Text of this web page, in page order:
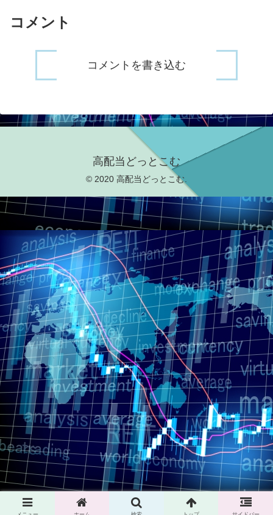
コメント
コメントを書き込む
高配当どっとこむ
© 2020 高配当どっとこむ.